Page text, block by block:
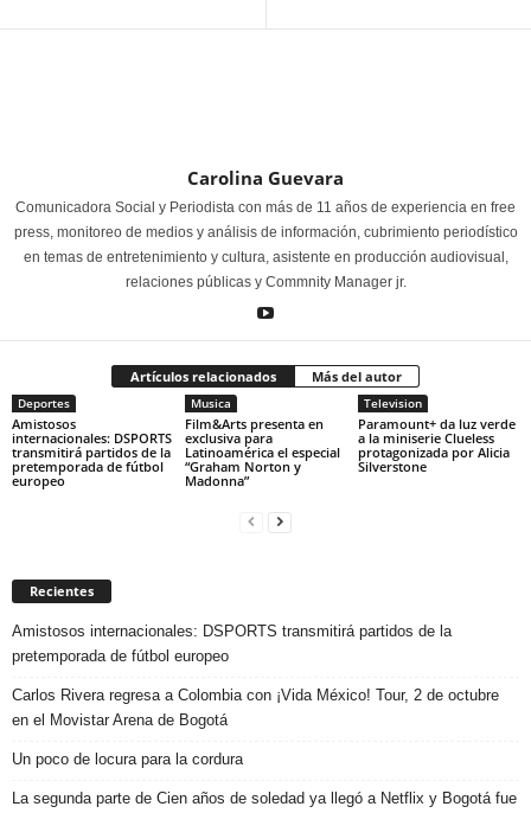
Carolina Guevara
Comunicadora Social y Periodista con más de 11 años de experiencia en free
press, monitoreo de medios y análisis de información, cubrimiento periodístico
en temas de entretenimiento y cultura, asistente en producción audiovisual,
relaciones públicas y Commnity Manager jr.
Artículos relacionados Más del autor
Deportes
Amistosos
internacionales: DSPORTS
transmitirá partidos de la
pretemporada de fútbol
europeo
Musica
Film&Arts presenta en
exclusiva para
Latinoamérica el especial
“Graham Norton y
Madonna”
Television
Paramount+ da luz verde
a la miniserie Clueless
protagonizada por Alicia
Silverstone
Recientes
Amistosos internacionales: DSPORTS transmitirá partidos de la
pretemporada de fútbol europeo
Carlos Rivera regresa a Colombia con ¡Vida México! Tour, 2 de octubre
en el Movistar Arena de Bogotá
Un poco de locura para la cordura
La segunda parte de Cien años de soledad ya llegó a Netflix y Bogotá fue